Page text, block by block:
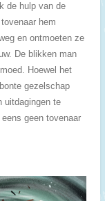
de hulp van de
hem
en ontmoeten ze
De blikken man
Hoewel het
gezelschap
uitdagingen te
geen tovenaar